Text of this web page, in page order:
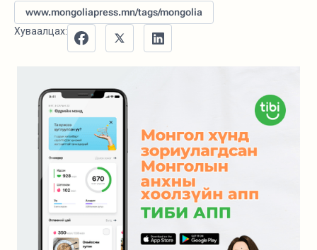
www.mongoliapress.mn/tags/mongolia
Хуваалцах: